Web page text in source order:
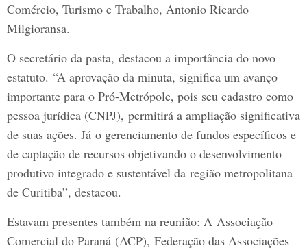
Comércio, Turismo e Trabalho, Antonio Ricardo
Milgioransa.
O secretário da pasta, destacou a importância do novo
estatuto. “A aprovação da minuta, significa um avanço
importante para o Pró-Metrópole, pois seu cadastro como
pessoa jurídica (CNPJ), permitirá a ampliação significativa
de suas ações. Já o gerenciamento de fundos específicos e
de captação de recursos objetivando o desenvolvimento
produtivo integrado e sustentável da região metropolitana
de Curitiba”, destacou.
Estavam presentes também na reunião: A Associação
Comercial do Paraná (ACP), Federação das Associações